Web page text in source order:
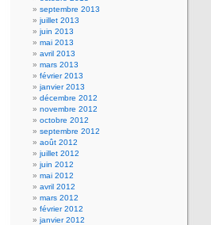
septembre 2013
juillet 2013
juin 2013
mai 2013
avril 2013
mars 2013
février 2013
janvier 2013
décembre 2012
novembre 2012
octobre 2012
septembre 2012
août 2012
juillet 2012
juin 2012
mai 2012
avril 2012
mars 2012
février 2012
janvier 2012